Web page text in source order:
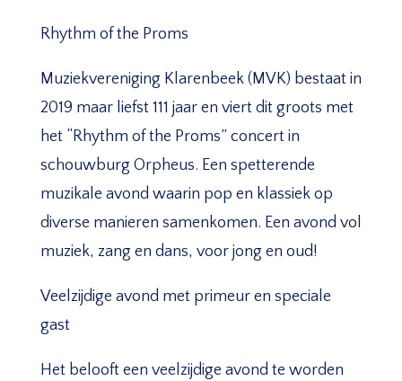
Rhythm of the Proms
Muziekvereniging Klarenbeek (MVK) bestaat in
2019 maar liefst 111 jaar en viert dit groots met
het “Rhythm of the Proms” concert in
schouwburg Orpheus. Een spetterende
muzikale avond waarin pop en klassiek op
diverse manieren samenkomen. Een avond vol
muziek, zang en dans, voor jong en oud!
Veelzijdige avond met primeur en speciale
gast
Het belooft een veelzijdige avond te worden